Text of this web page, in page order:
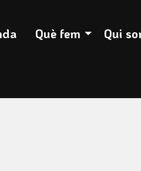
Què fem Qui
pausa per controlar-lo.